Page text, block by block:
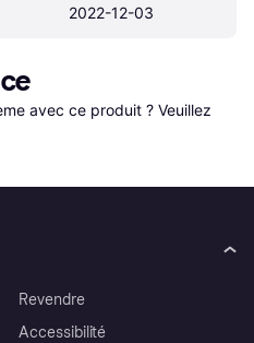
2022-12-03
avec ce produit ? Veuillez
Revendre
Accessibilité